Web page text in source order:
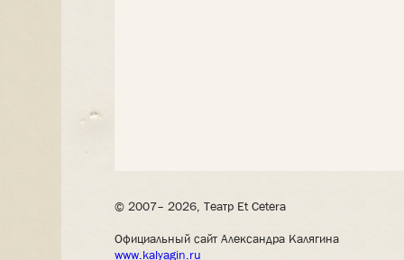
© 2007– 2026, Театр Et Cetera
Официальный сайт Александра Калягина
www.kalyagin.ru